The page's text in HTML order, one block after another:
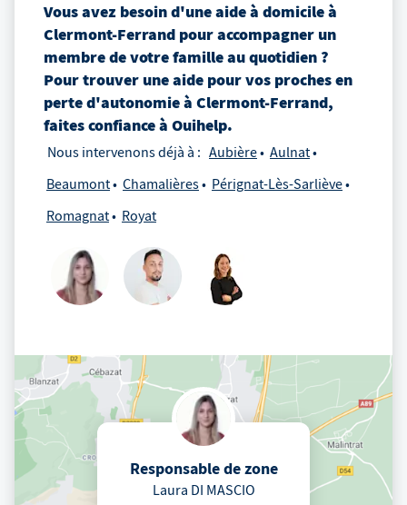
Vous avez besoin d'une aide à domicileà
Clermont-Ferrand pour accompagner un
membre de votre famille au quotidien ?
Pour trouver une aide pour vos proches en
perte d'autonomieà Clermont-Ferrand,
faites confiance à Ouihelp.
Nous intervenons déjà à : Aubière
Aulnat
Beaumont
Chamalières
Pérignat-Lès-Sarliève
Romagnat
Royat
Responsable de zone
Laura DI MASCIO